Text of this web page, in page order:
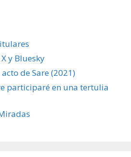
y Bluesky
de Sare (2021)
participaré en una tertulia